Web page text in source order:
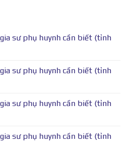
sư phụ huynh cần biết (tỉnh
sư phụ huynh cần biết (tỉnh
sư phụ huynh cần biết (tỉnh
sư phụ huynh cần biết (tỉnh